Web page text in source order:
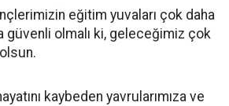
eğitim yuvaları çok daha
güvenli olmalı ki, geleceğimiz çok
kaybeden yavrularımıza ve